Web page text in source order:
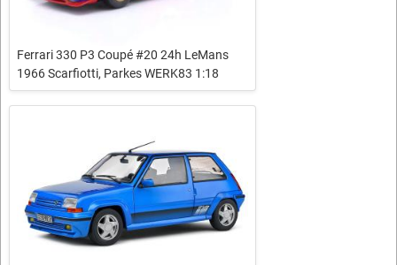
Ferrari 330 P3 Coupé #20 24h LeMans
1966 Scarfiotti, Parkes WERK83 1:18